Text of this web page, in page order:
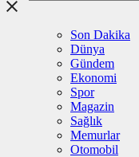
Son Dakika
Dünya
Gündem
Ekonomi
Spor
Magazin
Sağlık
Memurlar
Otomobil